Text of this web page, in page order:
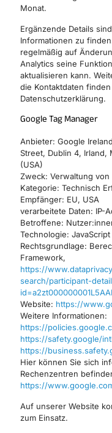
Monat.
Ergänzende Details
Informationen zu
regelmäßig auf
Analytics seine
aktualisieren kann.
die Kontaktdaten
Datenschutzerklärung.
Google Tag Manager
Anbieter: Google
Street, Dublin 4, Irland,
(USA)
Zweck: Verwaltung von
Kategorie: Technisch
Empfänger: EU, USA
verarbeitete Daten: IP-
Betroffene:
Technologie:
Rechtsgrundlage:
Framework,
https://
search/participant-
Website: https://
Weitere Informationen:
https://
https://safety.google/
https://
Hier können Sie sich
Rechenzentren
https://
Auf unserer Website
zum Einsatz.